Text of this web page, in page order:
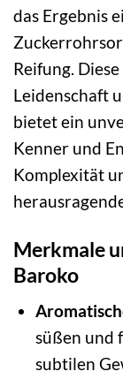
das Ergebnis
Reifung.
Leidenschaft
bietet ein
Kenner und
Komplexität
Merkmale
Baroko
süßen und
subtilen